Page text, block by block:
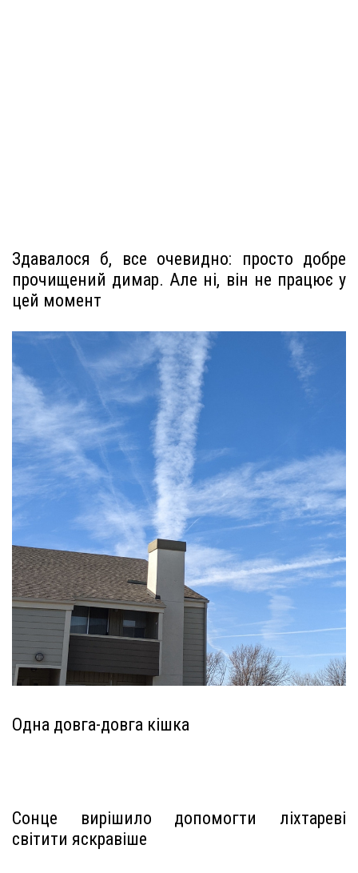
Здавалося б, все очевидно: просто добре
прочищений димар. Але ні, він не працює у
цей момент
Одна довга-довга кішка
Сонце вирішило допомогти ліхтареві
світити яскравіше